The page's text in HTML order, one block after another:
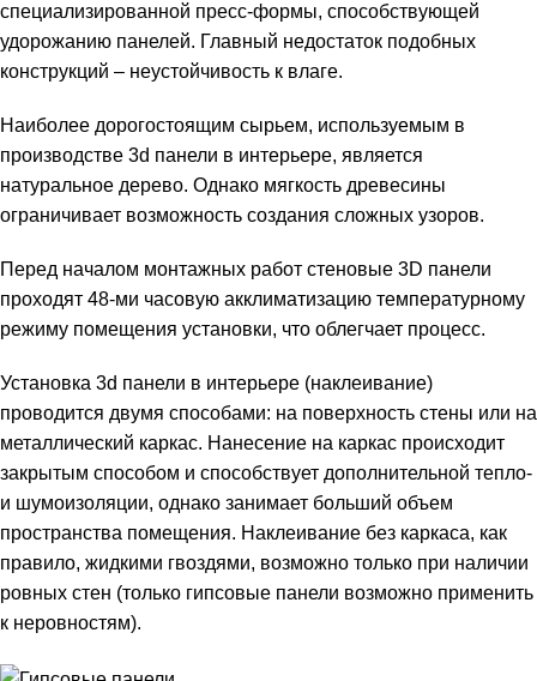
специализированной пресс-формы, способствующей
удорожанию панелей. Главный недостаток подобных
конструкций – неустойчивость к влаге.
Наиболее дорогостоящим сырьем, используемым в
производстве 3d панели в интерьере, является
натуральное дерево. Однако мягкость древесины
ограничивает возможность создания сложных узоров.
Перед началом монтажных работ стеновые 3D панели
проходят 48-ми часовую акклиматизацию температурному
режиму помещения установки, что облегчает процесс.
Установка 3d панели в интерьере (наклеивание)
проводится двумя способами: на поверхность стены или на
металлический каркас. Нанесение на каркас происходит
закрытым способом и способствует дополнительной тепло-
и шумоизоляции, однако занимает больший объем
пространства помещения. Наклеивание без каркаса, как
правило, жидкими гвоздями, возможно только при наличии
ровных стен (только гипсовые панели возможно применить
к неровностям).